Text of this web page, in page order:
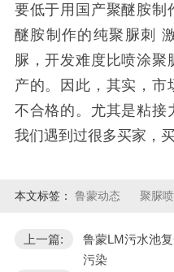
要低于用国产聚醚胺制
醚胺制作的纯聚脲刺
脲，开发难度比喷涂聚
产的。因此，其实，市
不合格的。尤其是粘接
我们遇到过很多买家，
本文标签： 鲁蒙动态 聚脲
上一篇:
鲁蒙LM污水池
污染